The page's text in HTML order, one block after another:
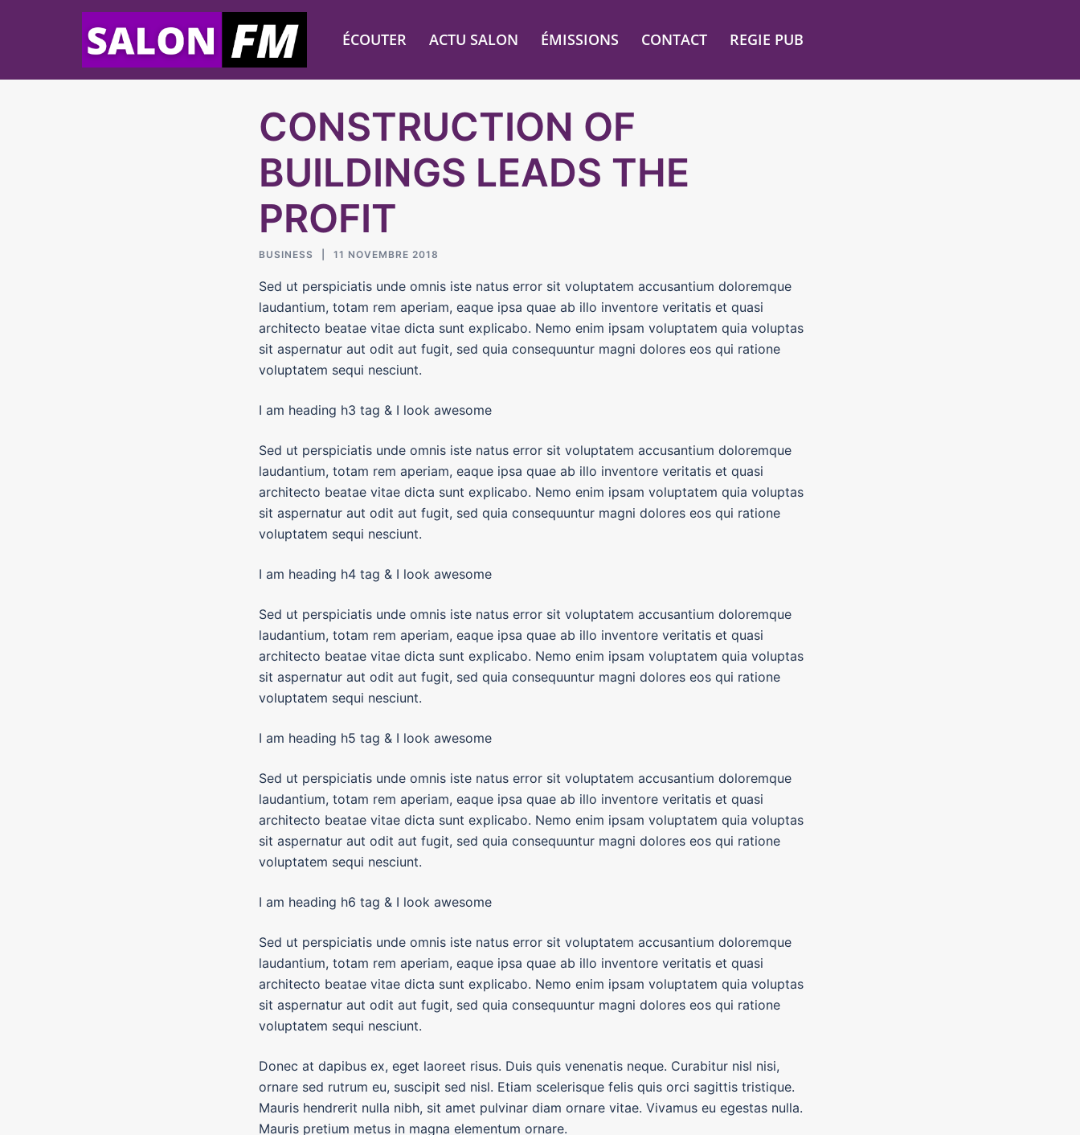
ÉCOUTER ACTU SALON ÉMISSIONS CONTACT REGIE PUB
CONSTRUCTION OF
BUILDINGS LEADS THE
PROFIT
BUSINESS 11 NOVEMBRE 2018
Sed ut perspiciatis unde omnis iste natus error sit voluptatem accusantium doloremque
laudantium, totam rem aperiam, eaque ipsa quae ab illo inventore veritatis et quasi
architecto beatae vitae dicta sunt explicabo. Nemo enim ipsam voluptatem quia voluptas
sit aspernatur aut odit aut fugit, sed quia consequuntur magni dolores eos qui ratione
voluptatem sequi nesciunt.
I am heading h3 tag & I look awesome
Sed ut perspiciatis unde omnis iste natus error sit voluptatem accusantium doloremque
laudantium, totam rem aperiam, eaque ipsa quae ab illo inventore veritatis et quasi
architecto beatae vitae dicta sunt explicabo. Nemo enim ipsam voluptatem quia voluptas
sit aspernatur aut odit aut fugit, sed quia consequuntur magni dolores eos qui ratione
voluptatem sequi nesciunt.
I am heading h4 tag & I look awesome
Sed ut perspiciatis unde omnis iste natus error sit voluptatem accusantium doloremque
laudantium, totam rem aperiam, eaque ipsa quae ab illo inventore veritatis et quasi
architecto beatae vitae dicta sunt explicabo. Nemo enim ipsam voluptatem quia voluptas
sit aspernatur aut odit aut fugit, sed quia consequuntur magni dolores eos qui ratione
voluptatem sequi nesciunt.
I am heading h5 tag & I look awesome
Sed ut perspiciatis unde omnis iste natus error sit voluptatem accusantium doloremque
laudantium, totam rem aperiam, eaque ipsa quae ab illo inventore veritatis et quasi
architecto beatae vitae dicta sunt explicabo. Nemo enim ipsam voluptatem quia voluptas
sit aspernatur aut odit aut fugit, sed quia consequuntur magni dolores eos qui ratione
voluptatem sequi nesciunt.
I am heading h6 tag & I look awesome
Sed ut perspiciatis unde omnis iste natus error sit voluptatem accusantium doloremque
laudantium, totam rem aperiam, eaque ipsa quae ab illo inventore veritatis et quasi
architecto beatae vitae dicta sunt explicabo. Nemo enim ipsam voluptatem quia voluptas
sit aspernatur aut odit aut fugit, sed quia consequuntur magni dolores eos qui ratione
voluptatem sequi nesciunt.
Donec at dapibus ex, eget laoreet risus. Duis quis venenatis neque. Curabitur nisl nisi,
ornare sed rutrum eu, suscipit sed nisl. Etiam scelerisque felis quis orci sagittis tristique.
Mauris hendrerit nulla nibh, sit amet pulvinar diam ornare vitae. Vivamus eu egestas nulla.
Mauris pretium metus in magna elementum ornare.